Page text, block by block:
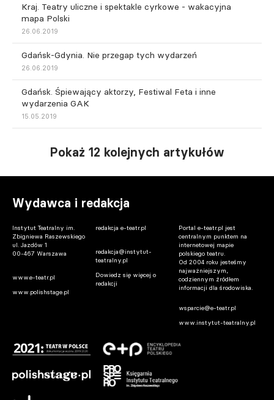
Kraj. Teatry uliczne i spektakle cyrkowe - wakacyjna
mapa Polski
26.06.2019
Gdańsk-Gdynia. Nie przegap tych wydarzeń
26.06.2019
Gdańsk. Śpiewający aktorzy, Festiwal Feta i inne
wydarzenia GAK
15.05.2019
Pokaż 12 kolejnych artykułów
Wydawca i redakcja
Instytut Teatralny im.
Zbigniewa Raszewskiego
ul. Jazdów 1
00-467 Warszawa
www.e-teatr.pl
www.polishstage.pl
redakcja e-teatr.pl
redakcja@instytut-
teatralny.pl
Dowiedz się więcej o
redakcji
Portal e-teatr.pl jest
centralnym punktem na
internetowej mapie
polskiego teatru.
Od 2004 roku jesteśmy
najważniejszym,
codziennym źródłem
informacji dla środowiska.
wsparcie@e-teatr.pl
www.instytut-teatralny.pl